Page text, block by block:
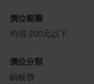
價位範圍
均消 200元以下
價位分類
銅板價